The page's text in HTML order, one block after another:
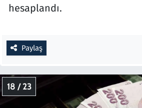
hesaplandı.
Paylaş
18 / 23